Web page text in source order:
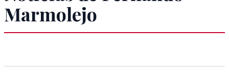
Marmolejo